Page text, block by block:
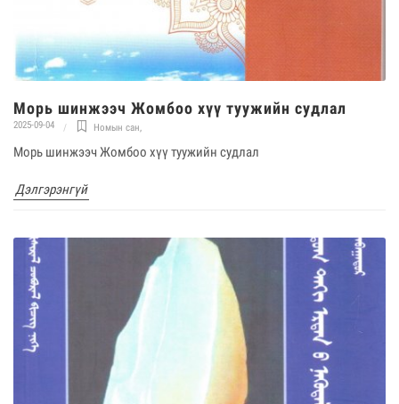
Морь шинжээч Жомбоо хүү туужийн судлал
2025-09-04 Номын сан,
Морь шинжээч Жомбоо хүү туужийн судлал
Дэлгэрэнгүй